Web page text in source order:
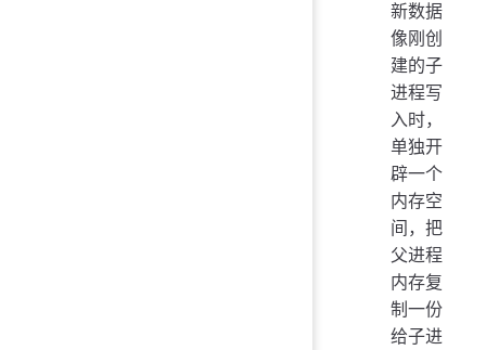
新数据
像刚创
建的子
进程写
入时，
单独开
辟一个
内存空
间，把
父进程
内存复
制一份
给子进